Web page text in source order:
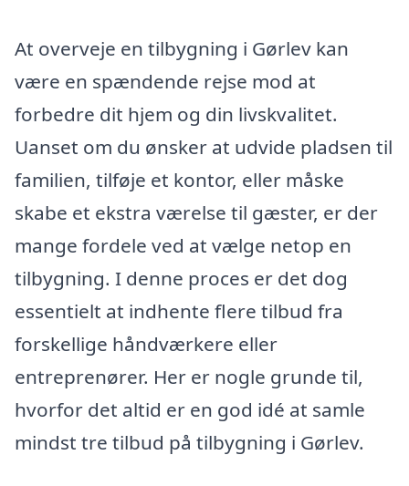
At overveje en tilbygning i Gørlev kan
være en spændende rejse mod at
forbedre dit hjem og din livskvalitet.
Uanset om du ønsker at udvide pladsen til
familien, tilføje et kontor, eller måske
skabe et ekstra værelse til gæster, er der
mange fordele ved at vælge netop en
tilbygning. I denne proces er det dog
essentielt at indhente flere tilbud fra
forskellige håndværkere eller
entreprenører. Her er nogle grunde til,
hvorfor det altid er en god idé at samle
mindst tre tilbud på tilbygning i Gørlev.